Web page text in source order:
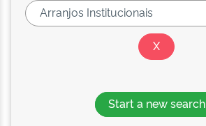
Start a new search